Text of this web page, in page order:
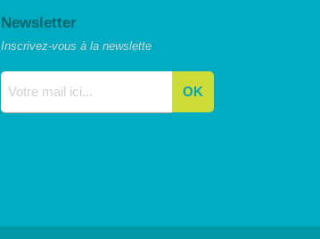
Newsletter
Inscrivez-vous à la newslette
OK